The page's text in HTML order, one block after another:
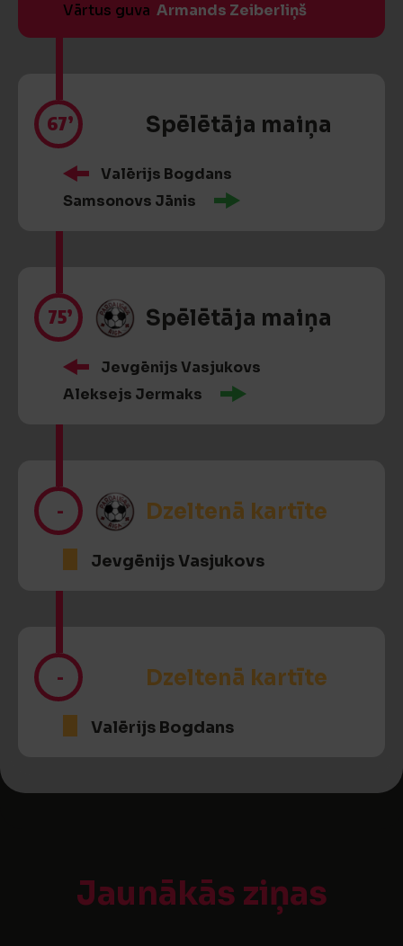
Vārtus guva Armands Zeiberliņš
67’ Spēlētāja maiņa
Valērijs Bogdans
Samsonovs Jānis
75’ Spēlētāja maiņa
Jevgēnijs Vasjukovs
Aleksejs Jermaks
- Dzeltenā kartīte
Jevgēnijs Vasjukovs
- Dzeltenā kartīte
Valērijs Bogdans
Jaunākās ziņas